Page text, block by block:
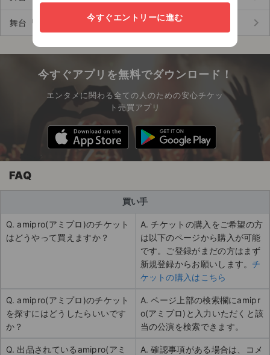
舞台『ナイボー!』 (78) keyboard_arrow_right
今すぐアプリを無料でダウンロード！
エンタメに関わる全ての人のための安心チケッ
ト売買アプリ
FAQ
買い手
Q. amipro(アミプロ)のチケット
はどうやって買えますか？
A. チケットの購入をご希望の方
は以下のページから購入が可能
です。ご登録がまだの方はまず
新規登録からお願いします。 チ
ケットの購入はこちら
Q. amipro(アミプロ)のチケット
を探すにはどうしたらいいです
か？
A. ページ上部の検索欄にamipr
o(アミプロ)と入力いただくと該
当の公演を検索できます。
Q. 出品されているamipro(アミ
A. 確認事項がある場合は、コメ
今すぐエントリーに進む